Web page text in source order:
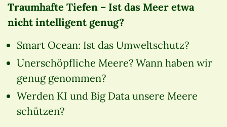
Traumhafte Tiefen – Ist das Meer etwa
nicht intelligent genug?
Smart Ocean: Ist das Umweltschutz?
Unerschöpfliche Meere? Wann haben wir
genug genommen?
Werden KI und Big Data unsere Meere
schützen?